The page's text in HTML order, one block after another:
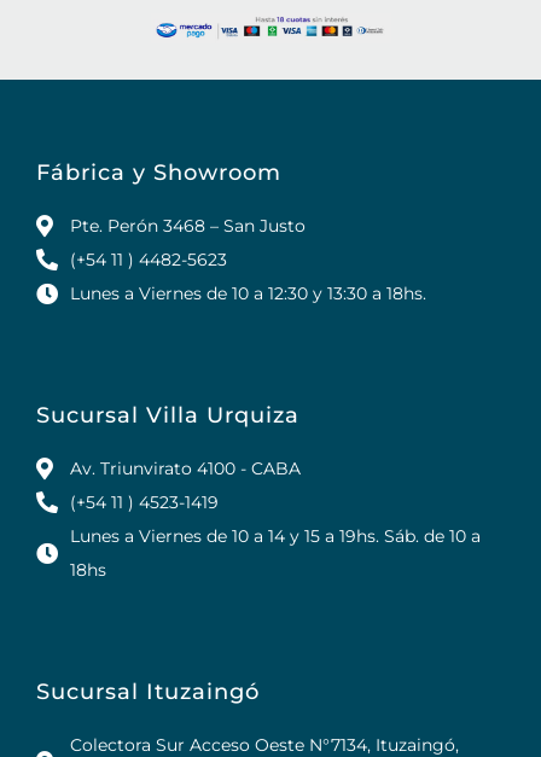
Fábrica y Showroom
Pte. Perón 3468 – San Justo
(+54 11 ) 4482-5623
Lunes a Viernes de 10 a 12:30 y 13:30 a 18hs.
Sucursal Villa Urquiza
Av. Triunvirato 4100 - CABA
(+54 11 ) 4523-1419
Lunes a Viernes de 10 a 14 y 15 a 19hs. Sáb. de 10 a
18hs
Sucursal Ituzaingó
Colectora Sur Acceso Oeste N°7134, Ituzaingó,